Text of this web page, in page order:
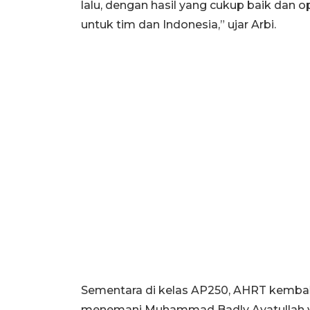
lalu, dengan hasil yang cukup baik dan
untuk tim dan Indonesia,” ujar Arbi.
Sementara di kelas AP250, AHRT